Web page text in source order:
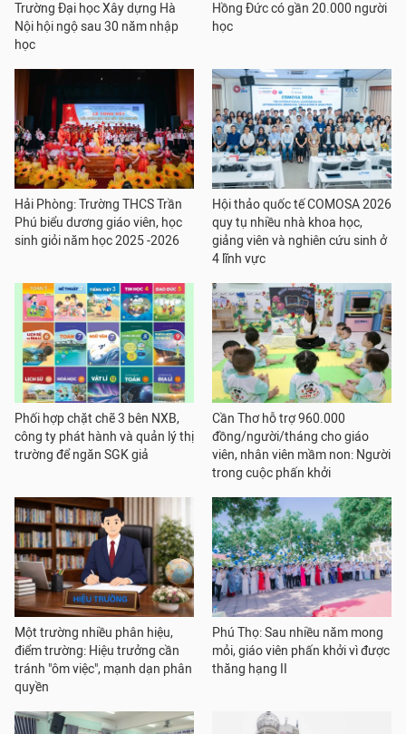
Trường Đại học Xây dựng Hà
Nội hội ngộ sau 30 năm nhập
học
Hồng Đức có gần 20.000 người
học
Hải Phòng: Trường THCS Trần
Phú biểu dương giáo viên, học
sinh giỏi năm học 2025 -2026
Hội thảo quốc tế COMOSA 2026
quy tụ nhiều nhà khoa học,
giảng viên và nghiên cứu sinh ở
4 lĩnh vực
Phối hợp chặt chẽ 3 bên NXB,
công ty phát hành và quản lý thị
trường để ngăn SGK giả
Cần Thơ hỗ trợ 960.000
đồng/người/tháng cho giáo
viên, nhân viên mầm non: Người
trong cuộc phấn khởi
Một trường nhiều phân hiệu,
điểm trường: Hiệu trưởng cần
tránh "ôm việc", mạnh dạn phân
quyền
Phú Thọ: Sau nhiều năm mong
mỏi, giáo viên phấn khởi vì được
thăng hạng II